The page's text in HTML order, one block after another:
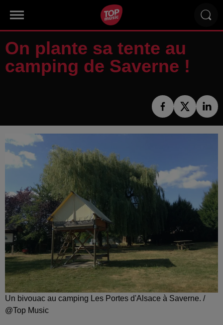
On plante sa tente au
camping de Saverne !
Un bivouac au camping Les Portes d'Alsace à Saverne. /
@Top Music